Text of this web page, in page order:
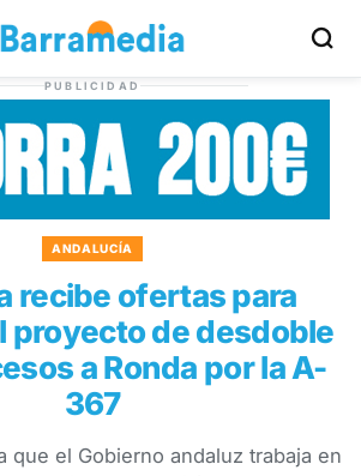
PUBLICIDAD
ANDALUCÍA
recibe ofertas para
proyecto de desdoble
a Ronda por la A-
367
que el Gobierno andaluz trabaja en